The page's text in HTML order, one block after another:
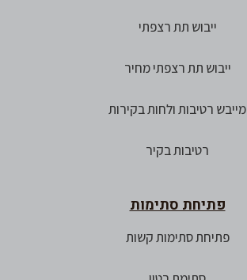
ייבוש תת רצפתי
ייבוש תת רצפתי מחיר
מייבש רטיבות ולחות בקירות
רטיבות בקיר
פתיחת סתימות
פתיחת סתימות קשות